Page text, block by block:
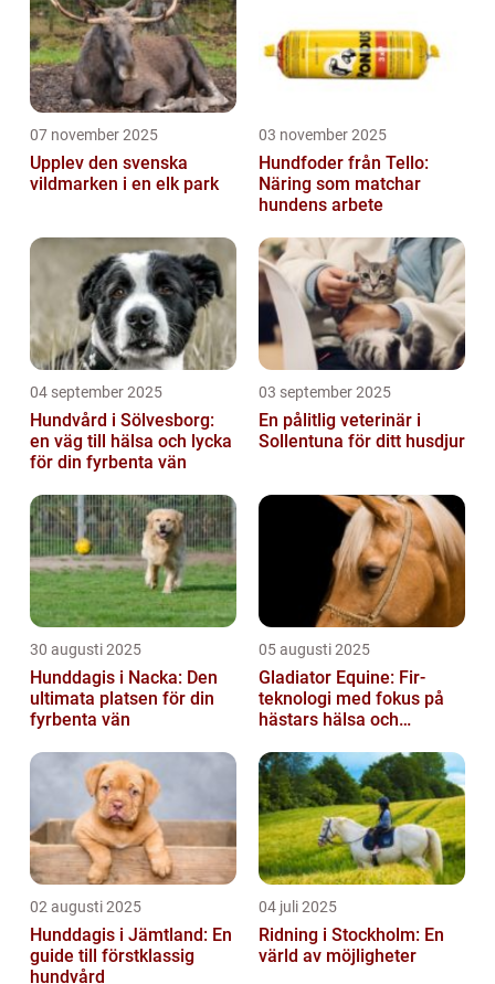
07 november 2025
Upplev den svenska
vildmarken i en elk park
03 november 2025
Hundfoder från Tello:
Näring som matchar
hundens arbete
04 september 2025
Hundvård i Sölvesborg:
en väg till hälsa och lycka
för din fyrbenta vän
03 september 2025
En pålitlig veterinär i
Sollentuna för ditt husdjur
30 augusti 2025
Hunddagis i Nacka: Den
ultimata platsen för din
fyrbenta vän
05 augusti 2025
Gladiator Equine: Fir-
teknologi med fokus på
hästars hälsa och
02 augusti 2025
Hunddagis i Jämtland: En
guide till förstklassig
hundvård
04 juli 2025
Ridning i Stockholm: En
värld av möjligheter